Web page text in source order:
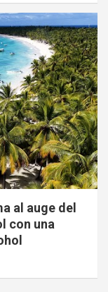
al auge del
con una